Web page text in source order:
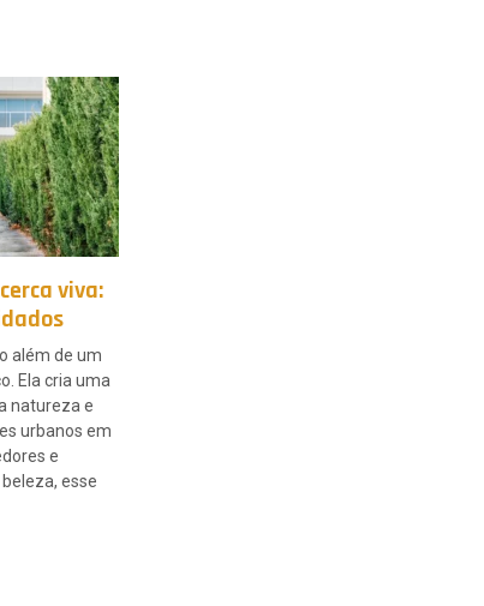
viva:
além de um
Ela cria uma
natureza e
urbanos em
e
esse